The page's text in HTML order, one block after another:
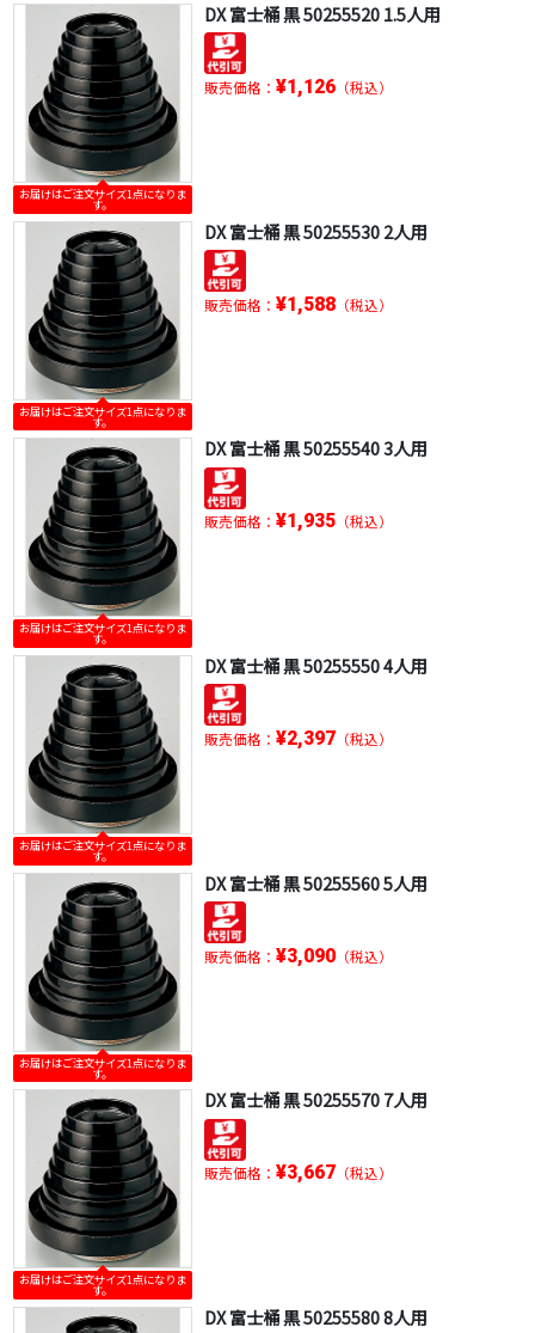
お届けはご注文サイズ1点になりま
す。
DX 富士桶 黒 50255520 1.5人用
販売価格： ¥1,126（税込）
お届けはご注文サイズ1点になりま
す。
DX 富士桶 黒 50255530 2人用
販売価格： ¥1,588（税込）
お届けはご注文サイズ1点になりま
す。
DX 富士桶 黒 50255540 3人用
販売価格： ¥1,935（税込）
お届けはご注文サイズ1点になりま
す。
DX 富士桶 黒 50255550 4人用
販売価格： ¥2,397（税込）
お届けはご注文サイズ1点になりま
す。
DX 富士桶 黒 50255560 5人用
販売価格： ¥3,090（税込）
お届けはご注文サイズ1点になりま
す。
DX 富士桶 黒 50255570 7人用
販売価格： ¥3,667（税込）
DX 富士桶 黒 50255580 8人用